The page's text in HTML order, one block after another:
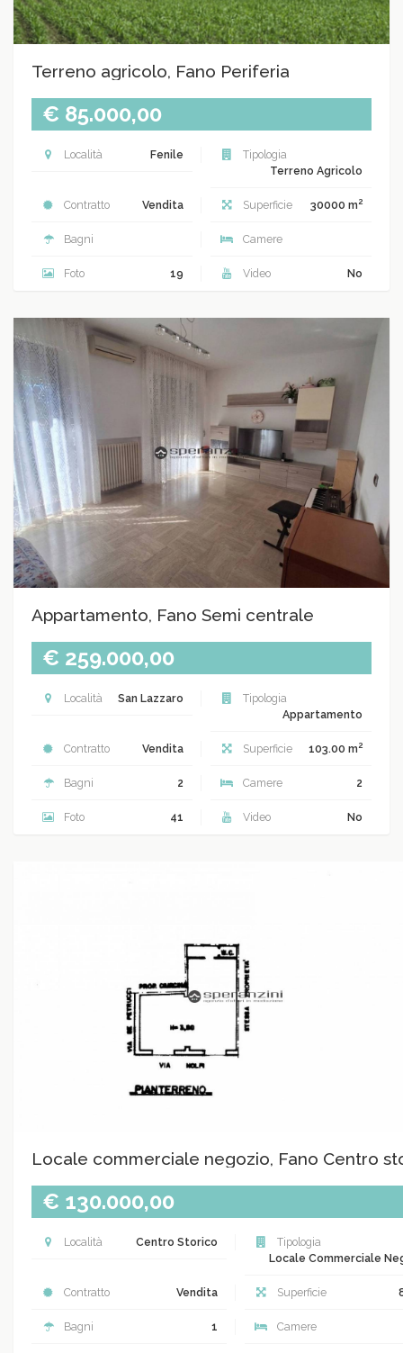
Terreno agricolo, Fano Periferia
€ 85.000,00
Località Fenile
Tipologia
Terreno Agricolo
Contratto Vendita Superficie 30000 m2
Bagni Camere
Foto 19 Video No
Appartamento, Fano Semi centrale
€ 259.000,00
Località San Lazzaro
Tipologia
Appartamento
Contratto Vendita Superficie 103.00 m2
Bagni 2 Camere 2
Foto 41 Video No
Locale commerciale negozio, Fano Centro
€ 130.000,00
Località Centro Storico
Tipologia
Locale Commerciale
Contratto Vendita Superficie
Bagni 1 Camere